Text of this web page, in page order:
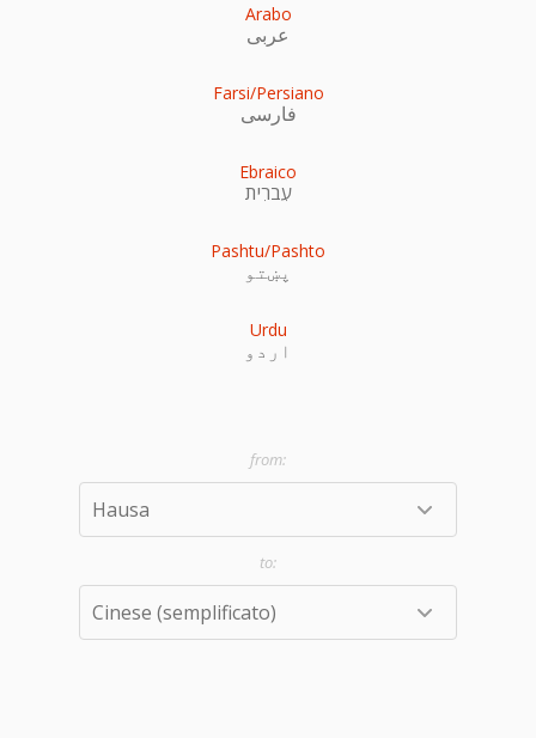
Arabo
عربى
Farsi/Persiano
فارسی
Ebraico
עִברִית
Pashtu/Pashto
پښتو
Urdu
اردو